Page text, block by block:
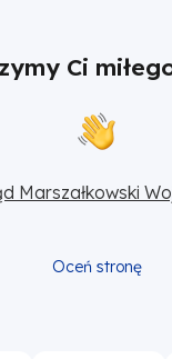
Ci
Marszałkowski
Oceń stronę